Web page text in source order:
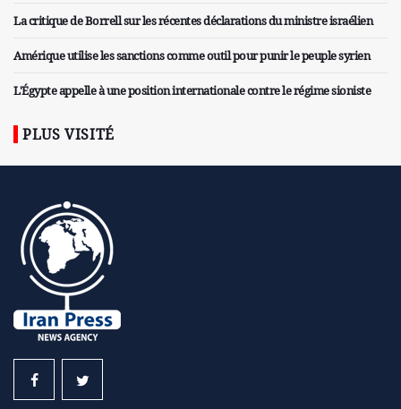
La critique de Borrell sur les récentes déclarations du ministre israélien
Amérique utilise les sanctions comme outil pour punir le peuple syrien
L'Égypte appelle à une position internationale contre le régime sioniste
PLUS VISITÉ